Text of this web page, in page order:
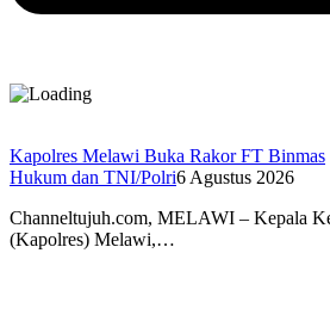
Kapolres Melawi Buka Rakor FT Binmas
Hukum dan TNI/Polri6 Agustus 2026
Channeltujuh.com, MELAWI – Kepala
(Kapolres) Melawi,…